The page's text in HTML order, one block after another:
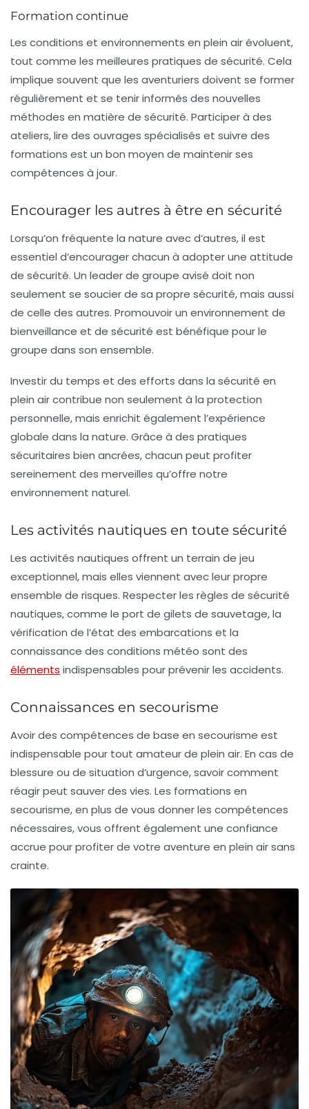
Formation continue
Les conditions et environnements en plein air évoluent,
tout comme les meilleures pratiques de sécurité. Cela
implique souvent que les aventuriers doivent se former
régulièrement et se tenir informés des nouvelles
méthodes en matière de sécurité. Participer à des
ateliers, lire des ouvrages spécialisés et suivre des
formations est un bon moyen de maintenir ses
compétences à jour.
Encourager les autres à être en sécurité
Lorsqu’on fréquente la nature avec d’autres, il est
essentiel d’encourager chacun à adopter une attitude
de sécurité. Un leader de groupe avisé doit non
seulement se soucier de sa propre sécurité, mais aussi
de celle des autres. Promouvoir un environnement de
bienveillance et de sécurité est bénéfique pour le
groupe dans son ensemble.
Investir du temps et des efforts dans la sécurité en
plein air contribue non seulement à la protection
personnelle, mais enrichit également l’expérience
globale dans la nature. Grâce à des pratiques
sécuritaires bien ancrées, chacun peut profiter
sereinement des merveilles qu’offre notre
environnement naturel.
Les activités nautiques en toute sécurité
Les activités nautiques offrent un terrain de jeu
exceptionnel, mais elles viennent avec leur propre
ensemble de risques. Respecter les règles de sécurité
nautiques, comme le port de gilets de sauvetage, la
vérification de l’état des embarcations et la
connaissance des conditions météo sont des
éléments indispensables pour prévenir les accidents.
Connaissances en secourisme
Avoir des compétences de base en secourisme est
indispensable pour tout amateur de plein air. En cas de
blessure ou de situation d’urgence, savoir comment
réagir peut sauver des vies. Les formations en
secourisme, en plus de vous donner les compétences
nécessaires, vous offrent également une confiance
accrue pour profiter de votre aventure en plein air sans
crainte.